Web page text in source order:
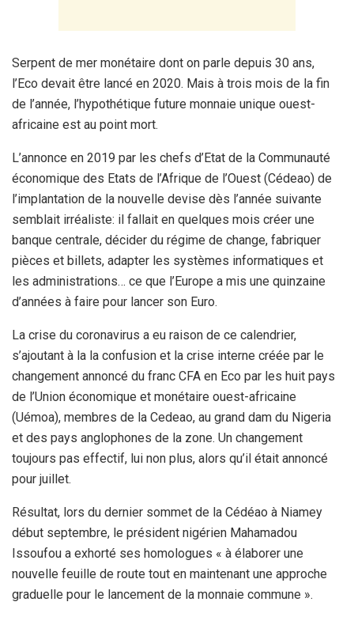
Serpent de mer monétaire dont on parle depuis 30 ans,
l’Eco devait être lancé en 2020. Mais à trois mois de la fin
de l’année, l’hypothétique future monnaie unique ouest-
africaine est au point mort.
L’annonce en 2019 par les chefs d’Etat de la Communauté
économique des Etats de l’Afrique de l’Ouest (Cédeao) de
l’implantation de la nouvelle devise dès l’année suivante
semblait irréaliste: il fallait en quelques mois créer une
banque centrale, décider du régime de change, fabriquer
pièces et billets, adapter les systèmes informatiques et
les administrations… ce que l’Europe a mis une quinzaine
d’années à faire pour lancer son Euro.
La crise du coronavirus a eu raison de ce calendrier,
s’ajoutant à la la confusion et la crise interne créée par le
changement annoncé du franc CFA en Eco par les huit pays
de l’Union économique et monétaire ouest-africaine
(Uémoa), membres de la Cedeao, au grand dam du Nigeria
et des pays anglophones de la zone. Un changement
toujours pas effectif, lui non plus, alors qu’il était annoncé
pour juillet.
Résultat, lors du dernier sommet de la Cédéao à Niamey
début septembre, le président nigérien Mahamadou
Issoufou a exhorté ses homologues « à élaborer une
nouvelle feuille de route tout en maintenant une approche
graduelle pour le lancement de la monnaie commune ».